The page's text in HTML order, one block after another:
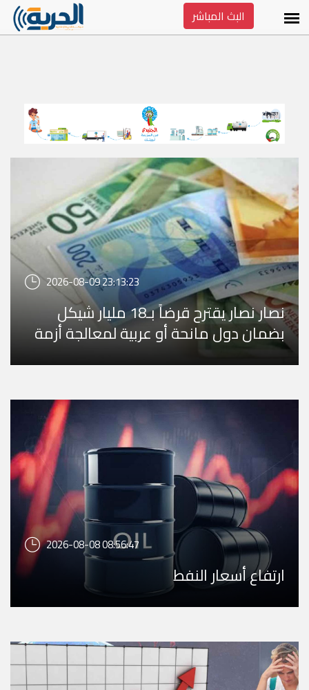
البث المباشر
2026-08-09 23:13:23
نصار نصار يقترح قرضاً بـ18 مليار شيكل
بضمان دول مانحة أو عربية لمعالجة أزمة
السيولة
2026-08-08 08:56:47
ارتفاع أسعار النفط